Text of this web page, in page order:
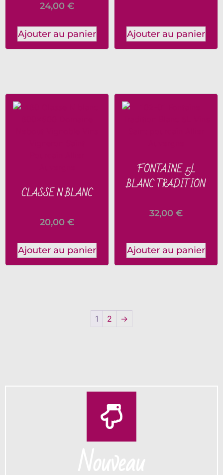
24,00 €
Ajouter au panier Ajouter au panier
CLASSE N BLANC
20,00 €
Ajouter au panier
FONTAINE 5L
BLANC TRADITION
32,00 €
Ajouter au panier
1 2 →